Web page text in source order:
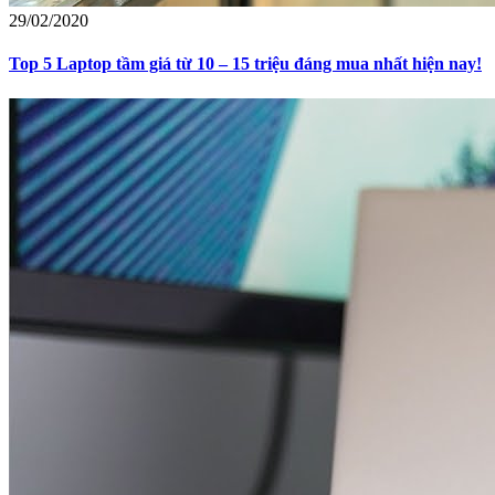
29/02/2020
Top 5 Laptop tầm giá từ 10 – 15 triệu đáng mua nhất hiện nay!